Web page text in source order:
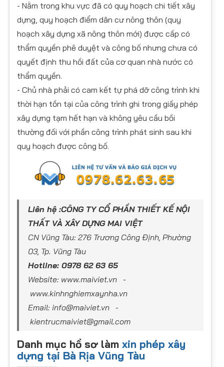
- Nằm trong khu vực đã có quy hoạch chi tiết xây
dựng, quy hoạch điểm dân cư nông thôn (quy
hoạch xây dựng xã nông thôn mới) được cấp có
thẩm quyền phê duyệt và công bố nhưng chưa có
quyết định thu hồi đất của cơ quan nhà nước có
thẩm quyền.
- Chủ nhà phải có cam kết tự phá dỡ công trình khi
thời hạn tồn tại của công trình ghi trong giấy phép
xây dựng tạm hết hạn và không yêu cầu bồi
thường đối với phần công trình phát sinh sau khi
quy hoạch được công bố.
Liên hệ :CÔNG TY CỔ PHẦN THIẾT KẾ NỘI
THẤT VÀ XÂY DỰNG MAI VIỆT
CN Vũng Tàu: 276 Trương Công Định, Phường
03, Tp. Vũng Tàu
Hotline: 0978 62 63 65
Website: www.maiviet.vn -
www.kinhnghiemxaynha.vn
Email: info@maiviet.vn -
kientrucmaiviet@gmail.com
Danh mục hồ sơ làm xin phép xây
dựng tại Bà Rịa Vũng Tàu